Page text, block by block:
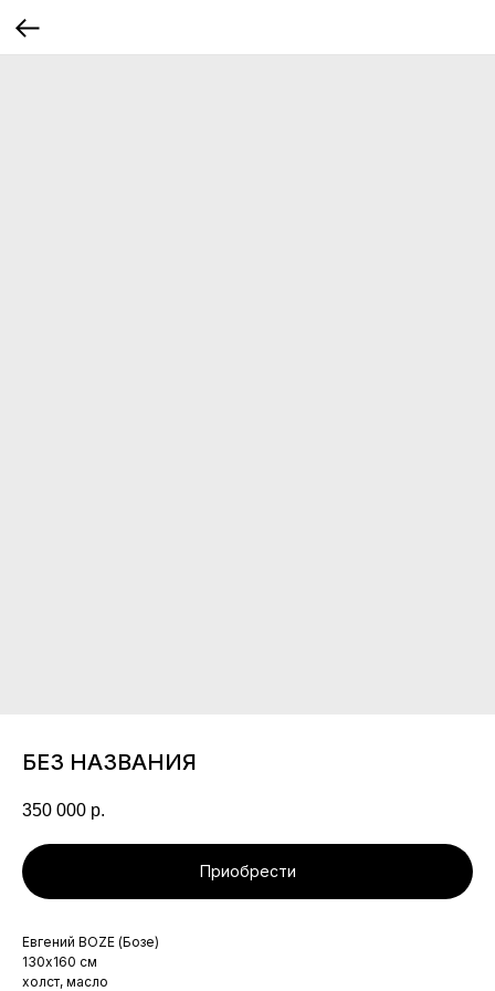
БЕЗ НАЗВАНИЯ
350 000 р.
Приобрести
Евгений BOZE (Бозе)
130х160 см
холст, масло